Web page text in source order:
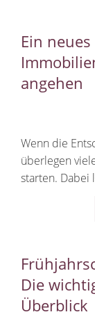
Ein
angehen
Wenn die
überlegen
starten. Dabei
Die
Überblick